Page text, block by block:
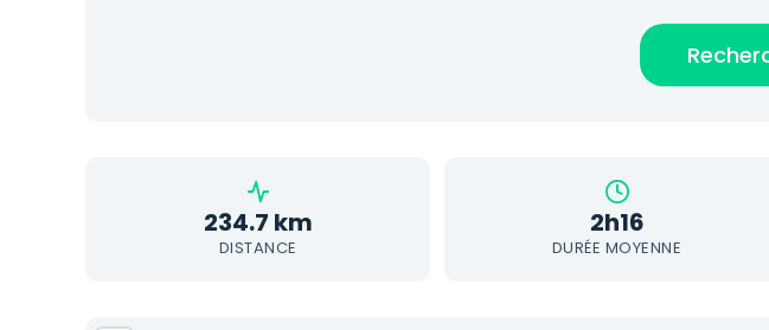
234.7 km
DISTANCE
2h16
DURÉE MOYENNE